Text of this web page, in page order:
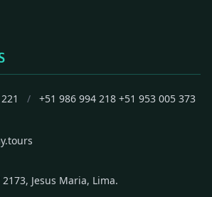
/ +51 986 994 218 +51 953 005 373
Jesus Maria, Lima.